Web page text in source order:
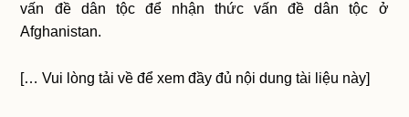
vấn đề dân tộc để nhận thức vấn đề dân tộc ở
Afghanistan.
[… Vui lòng tải về để xem đầy đủ nội dung tài liệu này]